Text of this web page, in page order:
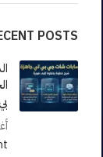
POSTS